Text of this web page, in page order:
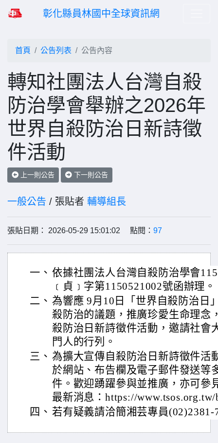
彰化縣員林國中全球資訊網
首頁 公告列表 公告內容
轉知社團法人台灣自殺
防治學會舉辦之2026年
世界自殺防治日新詩徵
件活動
上一則公告 下一則公告
一般公告 / 張貼者 輔導組長
張貼日期： 2026-05-29 15:01:02 點閱： 97
一、 依據社團法人台灣自殺防治學會
﹝貞﹞字第1150521002號函辦理。
二、 為響應 9月10日「世界自殺防治日
殺防治的議題，推廣珍愛生命理念
殺防治日新詩徵件活動，邀請社會
門人的行列。
三、 為擴大宣傳自殺防治日新詩徵件活
於網站、布告欄及電子郵件發送等
件。歡迎踴躍參與並推廣，亦可參
最新消息：https://
四、 若有疑義請洽簡湘芸專員(02)2381-